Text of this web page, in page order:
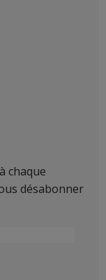
chaque
désabonner